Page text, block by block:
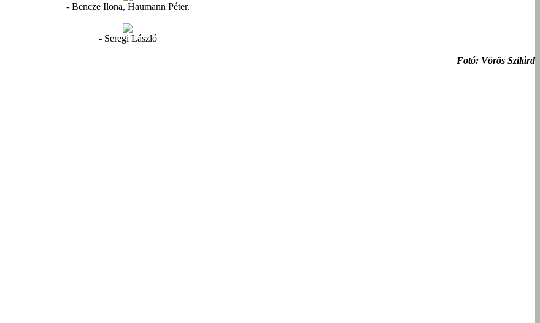
- Bencze Ilona, Haumann Péter.
- Seregi László
Fotó: Vörös Szilárd